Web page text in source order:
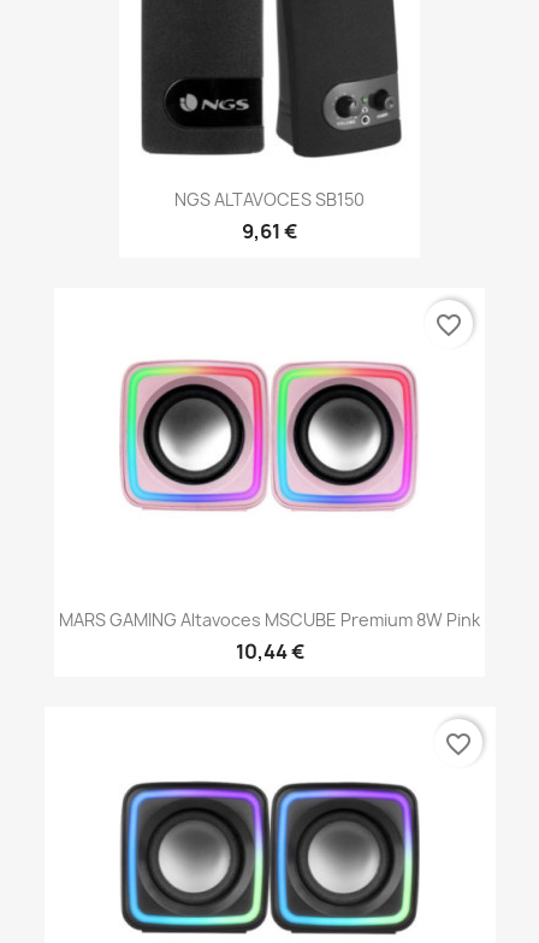
NGS ALTAVOCES SB150
9,61 €
MARS GAMING Altavoces MSCUBE Premium 8W Pink
10,44 €
favorite_border
favorite_border